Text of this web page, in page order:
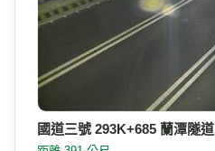
國道三號 293K+685 蘭潭隧道